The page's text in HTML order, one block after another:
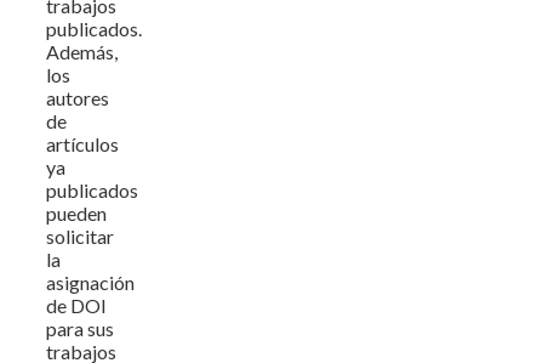
trabajos
publicados.
Además,
los
autores
de
artículos
ya
publicados
pueden
solicitar
la
asignación
de DOI
para sus
trabajos